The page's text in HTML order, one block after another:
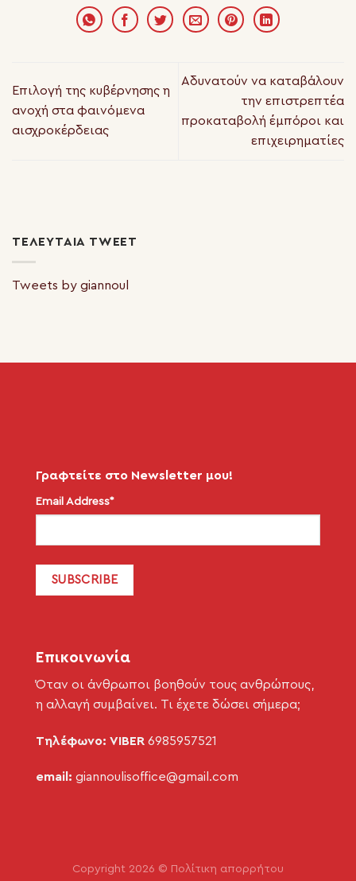
Επιλογή της κυβέρνησης η
ανοχή στα φαινόμενα
αισχροκέρδειας
Αδυνατούν να καταβάλουν
την επιστρεπτέα
προκαταβολή έμπόροι και
επιχειρηματίες
ΤΕΛΕΥΤΑΊΑ TWEET
Tweets by giannoul
Γραφτείτε στο Newsletter μου!
Email Address*
Επικοινωνία
Όταν οι άνθρωποι βοηθούν τους ανθρώπους,
η αλλαγή συμβαίνει. Τι έχετε δώσει σήμερα;
Τηλέφωνο: VIBER 6985957521
email: giannoulisoffice@gmail.com
Copyright 2026 © Πολίτικη απορρήτου